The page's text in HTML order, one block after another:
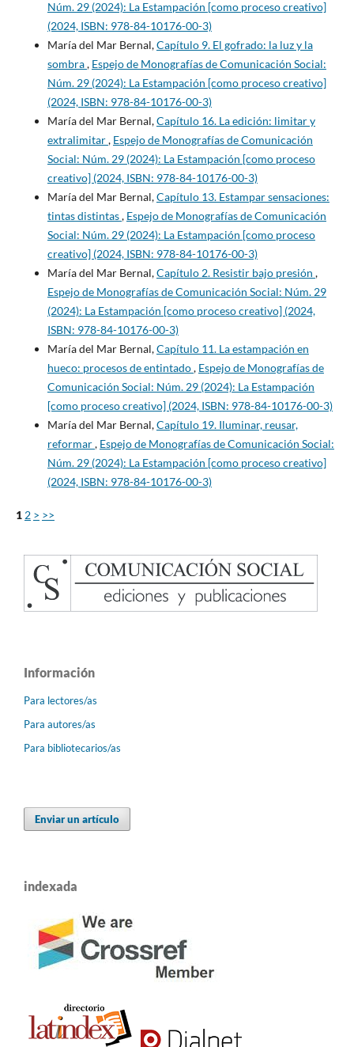
Núm. 29 (2024): La Estampación [como proceso creativo]
(2024, ISBN: 978-84-10176-00-3)
María del Mar Bernal,Capítulo 9. El gofrado: la luz y la
sombra, Espejo de Monografías de Comunicación Social:
Núm. 29 (2024): La Estampación [como proceso creativo]
(2024, ISBN: 978-84-10176-00-3)
María del Mar Bernal,Capítulo 16. La edición: limitar y
extralimitar, Espejo de Monografías de Comunicación
Social: Núm. 29 (2024): La Estampación [como proceso
creativo] (2024, ISBN: 978-84-10176-00-3)
María del Mar Bernal,Capítulo 13. Estampar sensaciones:
tintas distintas, Espejo de Monografías de Comunicación
Social: Núm. 29 (2024): La Estampación [como proceso
creativo] (2024, ISBN: 978-84-10176-00-3)
María del Mar Bernal,Capítulo 2. Resistir bajo presión ,
Espejo de Monografías de Comunicación Social: Núm. 29
(2024): La Estampación [como proceso creativo] (2024,
ISBN: 978-84-10176-00-3)
María del Mar Bernal,Capítulo 11. La estampación en
hueco: procesos de entintado, Espejo de Monografías de
Comunicación Social: Núm. 29 (2024): La Estampación
[como proceso creativo] (2024, ISBN: 978-84-10176-00-3)
María del Mar Bernal,Capítulo 19. Iluminar, reusar,
reformar, Espejo de Monografías de Comunicación Social:
Núm. 29 (2024): La Estampación [como proceso creativo]
(2024, ISBN: 978-84-10176-00-3)
1 2 > >>
Información
Para lectores/as
Para autores/as
Para bibliotecarios/as
Enviar un artículo
indexada